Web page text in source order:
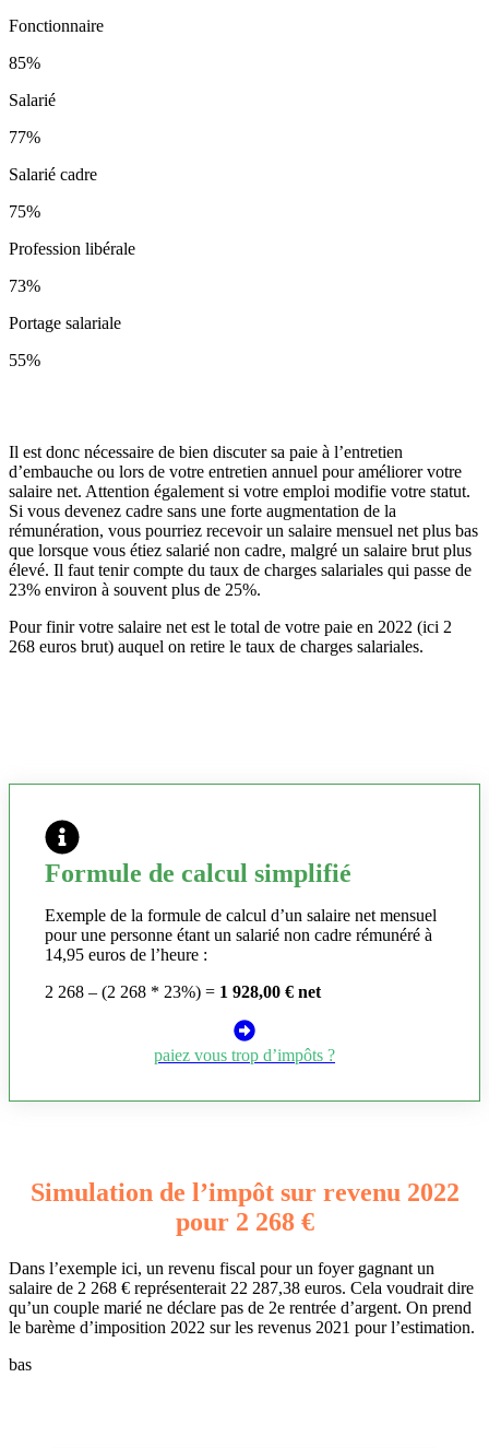
Fonctionnaire
85%
Salarié
77%
Salarié cadre
75%
Profession libérale
73%
Portage salariale
55%
Il est donc nécessaire de bien discuter sa paie à l’entretien
d’embauche ou lors de votre entretien annuel pour améliorer votre
salaire net. Attention également si votre emploi modifie votre statut.
Si vous devenez cadre sans une forte augmentation de la
rémunération, vous pourriez recevoir un salaire mensuel net plus bas
que lorsque vous étiez salarié non cadre, malgré un salaire brut plus
élevé. Il faut tenir compte du taux de charges salariales qui passe de
23% environ à souvent plus de 25%.
Pour finir votre salaire net est le total de votre paie en 2022 (ici 2
268 euros brut) auquel on retire le taux de charges salariales.
Formule de calcul simplifié
Exemple de la formule de calcul d’un salaire net mensuel
pour une personne étant un salarié non cadre rémunéré à
14,95 euros de l’heure :
2 268 – (2 268 * 23%) = 1 928,00 € net
paiez vous trop d’impôts ?
Simulation de l’impôt sur revenu 2022
pour 2 268 €
Dans l’exemple ici, un revenu fiscal pour un foyer gagnant un
salaire de 2 268 € représenterait 22 287,38 euros. Cela voudrait dire
qu’un couple marié ne déclare pas de 2e rentrée d’argent. On prend
le barème d’imposition 2022 sur les revenus 2021 pour l’estimation.
bas